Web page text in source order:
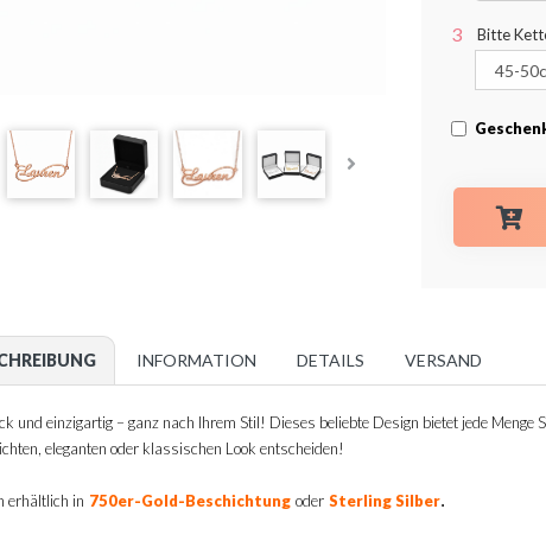
Bitte
INFORMATION DETAILS VERSAND
und einzigartig – ganz nach Ihrem Stil! Dieses beliebte Design bietet jede Menge
eleganten oder klassischen Look entscheiden!
erhältlich in 750er-Gold-Beschichtung oder Sterling Silber.